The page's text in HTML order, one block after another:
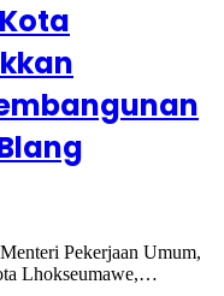
Pekerjaan Umum,
Lhokseumawe,…